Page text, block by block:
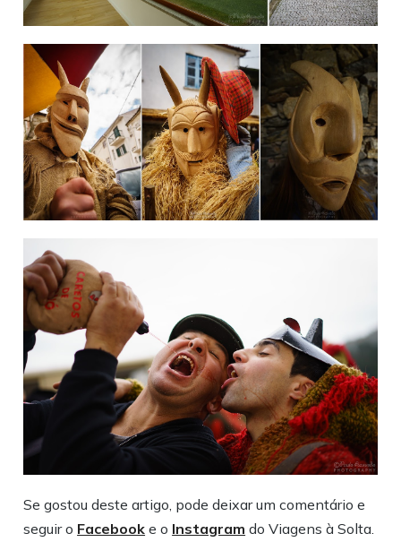
Se gostou deste artigo, pode deixar um comentário e
seguir o Facebook e o Instagram do Viagens à Solta.